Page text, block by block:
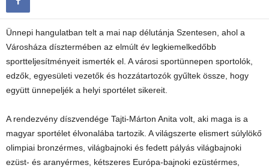
Ünnepi hangulatban telt a mai nap délutánja Szentesen, ahol a
Városháza dísztermében az elmúlt év legkiemelkedőbb
sportteljesítményeit ismerték el. A városi sportünnepen sportolók,
edzők, egyesületi vezetők és hozzátartozók gyűltek össze, hogy
együtt ünnepeljék a helyi sportélet sikereit.
A rendezvény díszvendége Tajti-Márton Anita volt, aki maga is a
magyar sportélet élvonalába tartozik. A világszerte elismert súlylökő
olimpiai bronzérmes, világbajnoki és fedett pályás világbajnoki
ezüst- és aranyérmes, kétszeres Európa-bajnoki ezüstérmes,